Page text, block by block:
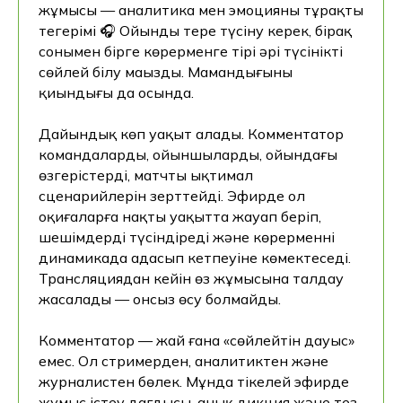
жұмысы — аналитика мен эмоцияның тұрақты
теңгерімі 🎧 Ойынды терең түсіну керек, бірақ
сонымен бірге көрерменге тірі әрі түсінікті
сөйлей білу маңызды. Мамандығының
қиындығы да осында.
Дайындық көп уақыт алады. Комментатор
командаларды, ойыншыларды, ойындағы
өзгерістерді, матчтың ықтимал
сценарийлерін зерттейді. Эфирде ол
оқиғаларға нақты уақытта жауап беріп,
шешімдерді түсіндіреді және көрерменнің
динамикада адасып кетпеуіне көмектеседі.
Трансляциядан кейін өз жұмысына талдау
жасалады — онсыз өсу болмайды.
Комментатор — жай ғана «сөйлейтін дауыс»
емес. Ол стримерден, аналитиктен және
журналистен бөлек. Мұнда тікелей эфирде